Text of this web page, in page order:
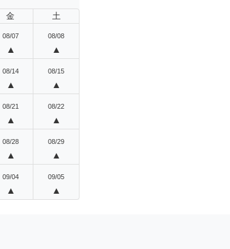
金 土
08/07
▲
08/08
▲
08/14
▲
08/15
▲
08/21
▲
08/22
▲
08/28
▲
08/29
▲
09/04
▲
09/05
▲